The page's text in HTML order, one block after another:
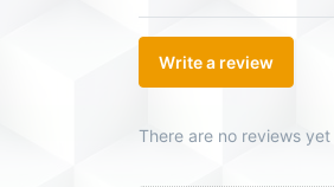
Write a review
There are no reviews yet